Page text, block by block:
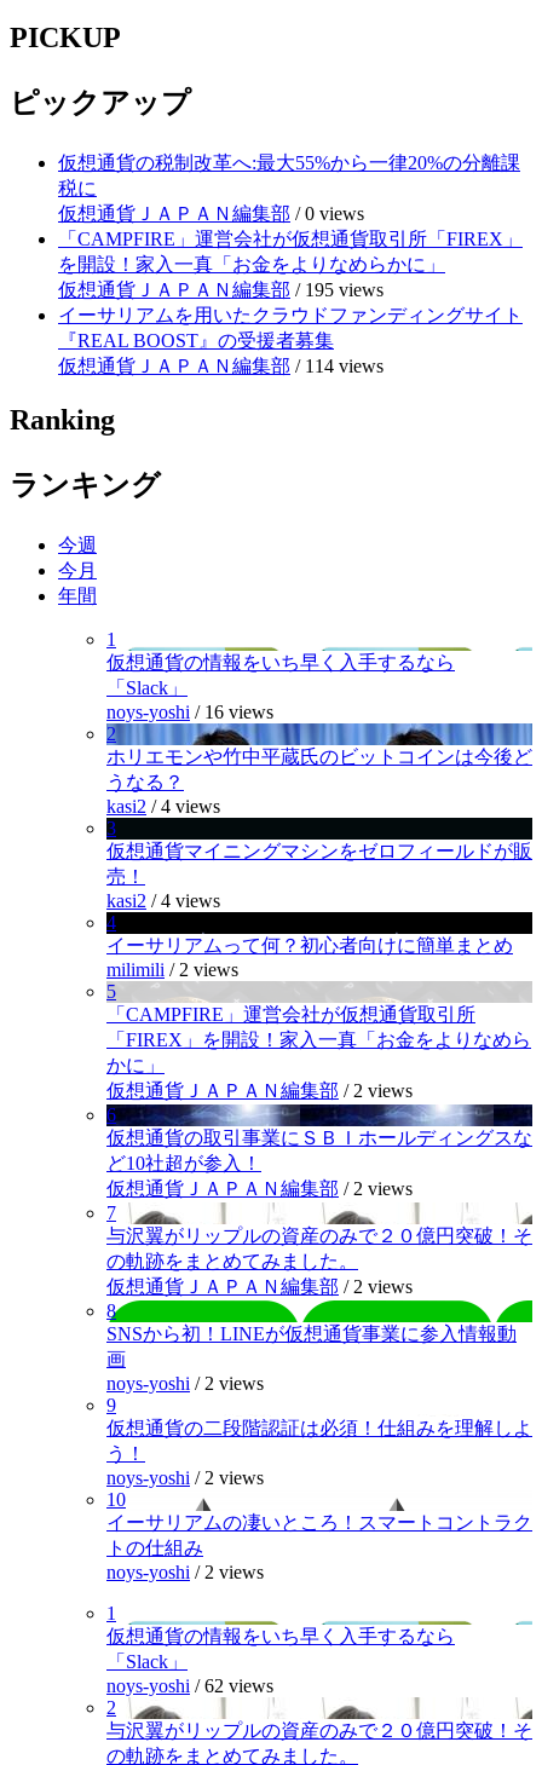
PICKUP
ピックアップ
仮想通貨の税制改革へ:最大55%から一律20%の分離課
税に
仮想通貨ＪＡＰＡＮ編集部 /0 views
「CAMPFIRE」運営会社が仮想通貨取引所「FIREX」
を開設！家入一真「お金をよりなめらかに」
仮想通貨ＪＡＰＡＮ編集部 / 195 views
イーサリアムを用いたクラウドファンディングサイト
『REAL BOOST』の受援者募集
仮想通貨ＪＡＰＡＮ編集部 / 114 views
Ranking
ランキング
今週
今月
年間
1
仮想通貨の情報をいち早く入手するなら
「Slack」
noys-yoshi / 16 views
2
ホリエモンや竹中平蔵氏のビットコインは今後ど
うなる？
kasi2 /4 views
3
仮想通貨マイニングマシンをゼロフィールドが販
売！
kasi2 /4 views
4
イーサリアムって何？初心者向けに簡単まとめ
milimili / 2 views
5
「CAMPFIRE」運営会社が仮想通貨取引所
「FIREX」を開設！家入一真「お金をよりなめら
かに」
仮想通貨ＪＡＰＡＮ編集部 / 2 views
6
仮想通貨の取引事業にＳＢＩホールディングスな
ど10社超が参入！
仮想通貨ＪＡＰＡＮ編集部 / 2 views
7
与沢翼がリップルの資産のみで２０億円突破！そ
の軌跡をまとめてみました。
仮想通貨ＪＡＰＡＮ編集部 / 2 views
8
SNSから初！LINEが仮想通貨事業に参入情報動
画
noys-yoshi / 2 views
9
仮想通貨の二段階認証は必須！仕組みを理解しよ
う！
noys-yoshi / 2 views
10
イーサリアムの凄いところ！スマートコントラク
トの仕組み
noys-yoshi / 2 views
1
仮想通貨の情報をいち早く入手するなら
「Slack」
noys-yoshi /62 views
2
与沢翼がリップルの資産のみで２０億円突破！そ
の軌跡をまとめてみました。